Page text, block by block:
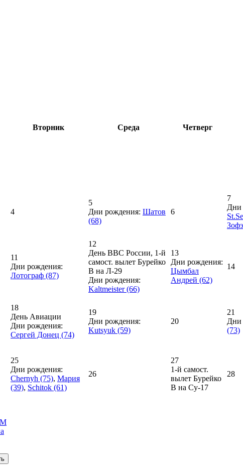
Вторник Среда Четверг
4
5
Дни рождения: Шатов
(68)
6
7
Дни
11
Дни рождения:
Лотограф (87)
12
День ВВС России, 1-й
самост. вылет Бурейко
В на Л-29
Дни рождения:
Kaltmeister (66)
13
Дни рождения:
Цымбал
Андрей (62)
14
18
День Авиации
Дни рождения:
Сергей Донец (74)
19
Дни рождения:
Kutsyuk (59)
20
21
Дни
(73)
25
Дни рождения:
Chernyh (75), Мария
(39), Schitok (61)
26
27
1-й самост.
вылет Бурейко
В на Су-17
28